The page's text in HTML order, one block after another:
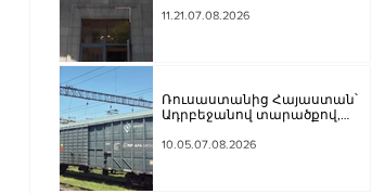
հարկման օբյեկտ
11.21.07.08.2026
Ռուսաստանից Հայաստան՝
Ադրբեջանով տարածքով,
քարածուխ
10.05.07.08.2026